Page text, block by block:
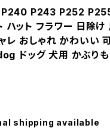
P240 P243 P252
ハット フラワー 日除
レ おしゃれ かわいい
ドッグ 犬用 かぶり
shipping available